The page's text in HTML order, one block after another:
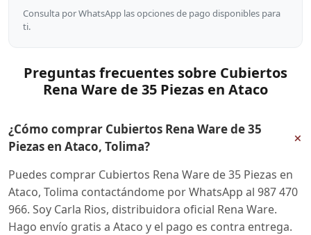
Consulta por WhatsApp las opciones de pago disponibles para
ti.
Preguntas frecuentes sobre Cubiertos
Rena Ware de 35 Piezas en Ataco
¿Cómo comprar Cubiertos Rena Ware de 35
Piezas en Ataco, Tolima?
+
Puedes comprar Cubiertos Rena Ware de 35 Piezas en
Ataco, Tolima contactándome por WhatsApp al 987 470
966. Soy Carla Rios, distribuidora oficial Rena Ware.
Hago envío gratis a Ataco y el pago es contra entrega.